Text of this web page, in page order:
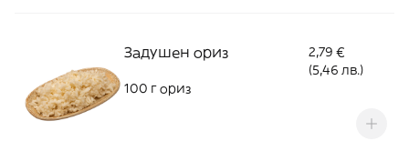
Задушен ориз
2,79 €
(5,46 лв.)
100 г ориз